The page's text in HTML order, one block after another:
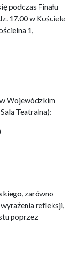
podczas Finału
17.00 w Kościele
1,
Wojewódzkim
Teatralna):
zarówno
refleksji,
poprzez